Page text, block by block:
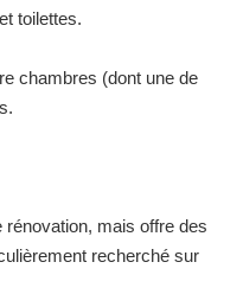
toilettes.
chambres (dont une de
mais offre des
recherché sur